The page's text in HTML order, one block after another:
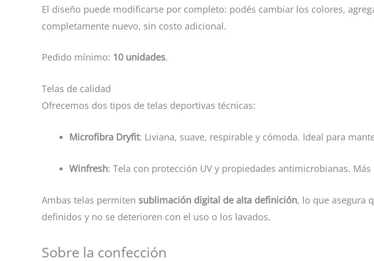
El diseño puede modificarse por completo: podés cambiar los colores,
completamente nuevo, sin costo adicional.
Pedido mínimo: 10 unidades.
Telas de calidad
Ofrecemos dos tipos de telas deportivas técnicas:
Microfibra Dryfit: Liviana, suave, respirable y cómoda. Ideal para
Winfresh: Tela con protección UV y propiedades antimicrobianas.
Ambas telas permiten sublimación digital de alta definición, lo que asegura
definidos y no se deterioren con el uso o los lavados.
Sobre la confección